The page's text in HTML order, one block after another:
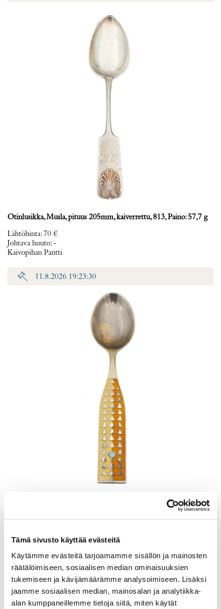
Tämä sivusto käyttää evästeitä
Käytämme evästeitä tarjoamamme sisällön ja mainosten
räätälöimiseen, sosiaalisen median ominaisuuksien
tukemiseen ja kävijämäärämme analysoimiseen. Lisäksi
jaamme sosiaalisen median, mainosalan ja analytiikka-
alan kumppaneillemme tietoja siitä, miten käytät
Otinlusikka, Musla, pituus 205mm, kaiverrettu, 813, Paino: 57,7 g
Lähtöhinta:70 €
Johtava huuto:-
Kaivopihan Pantti
11.8.2026 19:23:30
Lusikka, emaloitu, pituus 165mm, A. Michelsen, Tanska, Julen 1960,
Johtava huuto:-
11.8.2026 19:25:30